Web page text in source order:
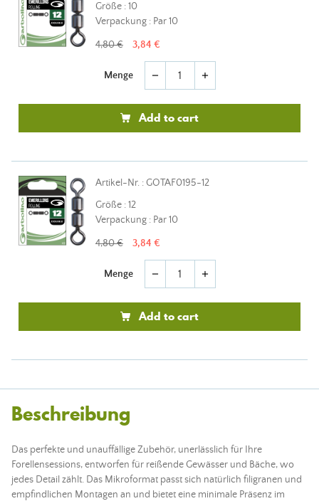
Größe : 10
Verpackung : Par 10
4,80 € 3,84 €
Menge remove add
Add to cart
Artikel-Nr. : GOTAF0195-12
Größe : 12
Verpackung : Par 10
4,80 € 3,84 €
Menge remove add
Add to cart
Beschreibung
Das perfekte und unauffällige Zubehör, unerlässlich für Ihre
Forellensessions, entworfen für reißende Gewässer und Bäche, wo
jedes Detail zählt. Das Mikroformat passt sich natürlich filigranen und
empfindlichen Montagen an und bietet eine minimale Präsenz im